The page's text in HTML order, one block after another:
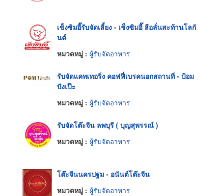
เช็งซิมอี๊รับจัดเลี้ยง - เช็งซิมอี๊ ลือลั่นสะท้านโลกั
นต์
หมวดหมู่ : ผู้รับจัดอาหาร
รับจัดแคทเทอริ่ง คอฟฟี่เบรคนอกสถานที่ - ป้อม
ปังเป๊ะ
หมวดหมู่ : ผู้รับจัดอาหาร
รับจัดโต๊ะจีน ลพบุรี ( บุญสุพรรณ์ )
หมวดหมู่ : ผู้รับจัดอาหาร
โต๊ะจีนนครปฐม - อนันต์โต๊ะจีน
หมวดหมู่ : ผู้รับจัดอาหาร